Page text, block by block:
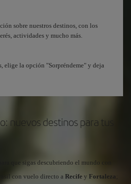
sobre nuestros destinos, con los
actividades y mucho más.
elige la opción "Sorpréndeme" y deja
nuevos destinos para tus
que sigas descubriendo el mundo con
con vuelo directo a Recife y Fortaleza